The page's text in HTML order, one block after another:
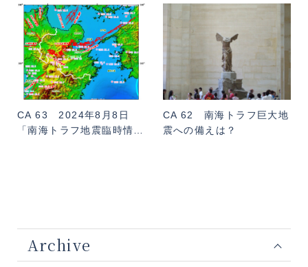
CA 63 2024年8月8日
「南海トラフ地震臨時情…
CA 62 南海トラフ巨大地
震への備えは？
Archive